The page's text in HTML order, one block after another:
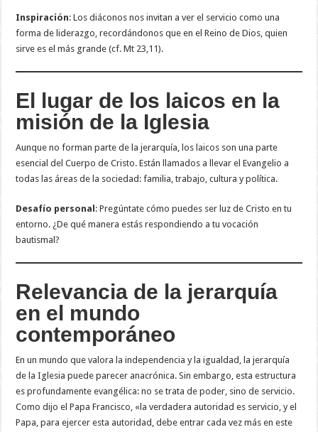
Inspiración: Los diáconos nos invitan a ver el servicio como una
forma de liderazgo, recordándonos que en el Reino de Dios, quien
sirve es el más grande (cf. Mt 23,11).
El lugar de los laicos en la
misión de la Iglesia
Aunque no forman parte de la jerarquía, los laicos son una parte
esencial del Cuerpo de Cristo. Están llamados a llevar el Evangelio a
todas las áreas de la sociedad: familia, trabajo, cultura y política.
Desafío personal : Pregúntate cómo puedes ser luz de Cristo en tu
entorno. ¿De qué manera estás respondiendo a tu vocación
bautismal?
Relevancia de la jerarquía
en el mundo
contemporáneo
En un mundo que valora la independencia y la igualdad, la jerarquía
de la Iglesia puede parecer anacrónica. Sin embargo, esta estructura
es profundamente evangélica: no se trata de poder, sino de servicio.
Como dijo el Papa Francisco, «la verdadera autoridad es servicio, y el
Papa, para ejercer esta autoridad, debe entrar cada vez más en este